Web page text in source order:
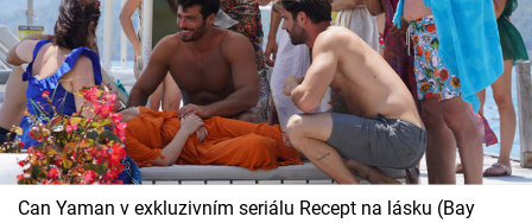
Can Yaman v exkluzivním seriálu Recept na lásku (Bay